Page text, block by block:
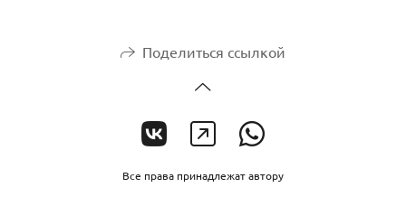
Поделиться ссылкой
Все права принадлежат автору